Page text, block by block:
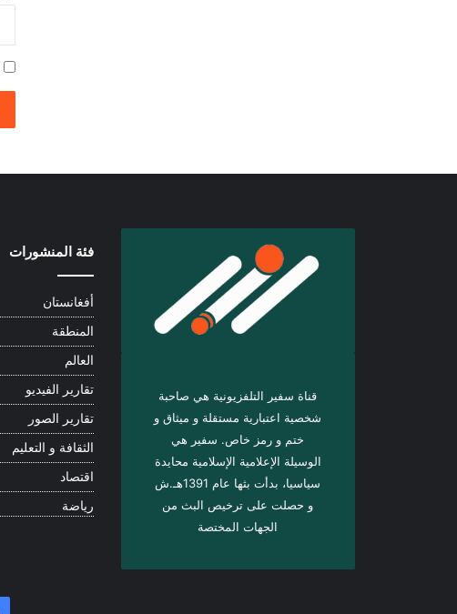
قناة سفير التلفزيونية هي صاحبة
شخصية اعتبارية مستقلة و ميثاق و
ختم و رمز خاص. سفیر هي
الوسيلة الإعلامية الإسلامية محايدة
سياسيا، بدأت بثها عام 1391هـ.ش
و حصلت على ترخيص البث من
الجهات المختصة
فئة المنشورات
أفغانستان
المنطقة
العالم
تقارير الفيديو
تقارير الصور
الثقافة و التعليم
اقتصاد
رياضة